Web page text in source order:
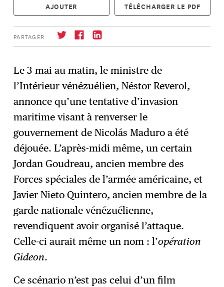
AJOUTER TÉLÉCHARGER LE PDF
PARTAGER
→ S'abonner
Le 3 mai au matin, le ministre de
l’Intérieur vénézuélien, Néstor Reverol,
annonce qu’une tentative d’invasion
maritime visant à renverser le
gouvernement de Nicolás Maduro a été
déjouée. L’après-midi même, un certain
Jordan Goudreau, ancien membre des
Forces spéciales de l’armée américaine, et
Javier Nieto Quintero, ancien membre de la
garde nationale vénézuélienne,
revendiquent avoir organisé l’attaque.
Celle-ci aurait même un nom : l’opération
Gideon.
Ce scénario n’est pas celui d’un film